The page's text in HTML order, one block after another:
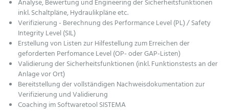
inkl. Schaltpläne, Hydraulikpläne etc.
Verifizierung - Berechnung des Performance Level (PL) / Safety
Integrity Level (SIL)
Erstellung von Listen zur Hilfestellung zum Erreichen der
geforderten Perfomance Level (OP- oder GAP-Listen)
Validierung der Sicherheitsfunktionen (inkl. Funktionstests an der
Anlage vor Ort)
Bereitstellung der vollständigen Nachweisdokumentation zur
Verifizierung und Validierung
Coaching im Softwaretool SISTEMA